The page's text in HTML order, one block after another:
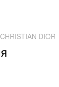
DIOR